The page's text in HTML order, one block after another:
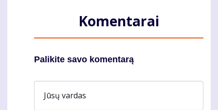
Komentarai
Palikite savo komentarą
Jūsų vardas